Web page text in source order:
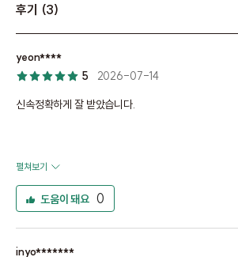
후기 (3)
yeon****
5
2026-07-14
신속정확하게 잘 받았습니다.
펼쳐보기
도움이 돼요 0
inyo*******